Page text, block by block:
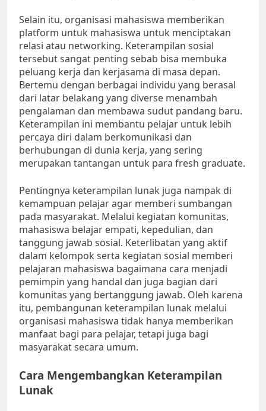
Selain itu, organisasi mahasiswa memberikan
platform untuk mahasiswa untuk menciptakan
relasi atau networking. Keterampilan sosial
tersebut sangat penting sebab bisa membuka
peluang kerja dan kerjasama di masa depan.
Bertemu dengan berbagai individu yang berasal
dari latar belakang yang diverse menambah
pengalaman dan membawa sudut pandang baru.
Keterampilan ini membantu pelajar untuk lebih
percaya diri dalam berkomunikasi dan
berhubungan di dunia kerja, yang sering
merupakan tantangan untuk para fresh graduate.
Pentingnya keterampilan lunak juga nampak di
kemampuan pelajar agar memberi sumbangan
pada masyarakat. Melalui kegiatan komunitas,
mahasiswa belajar empati, kepedulian, dan
tanggung jawab sosial. Keterlibatan yang aktif
dalam kelompok serta kegiatan sosial memberi
pelajaran mahasiswa bagaimana cara menjadi
pemimpin yang handal dan juga bagian dari
komunitas yang bertanggung jawab. Oleh karena
itu, pembangunan keterampilan lunak melalui
organisasi mahasiswa tidak hanya memberikan
manfaat bagi para pelajar, tetapi juga bagi
masyarakat secara umum.
Cara Mengembangkan Keterampilan
Lunak